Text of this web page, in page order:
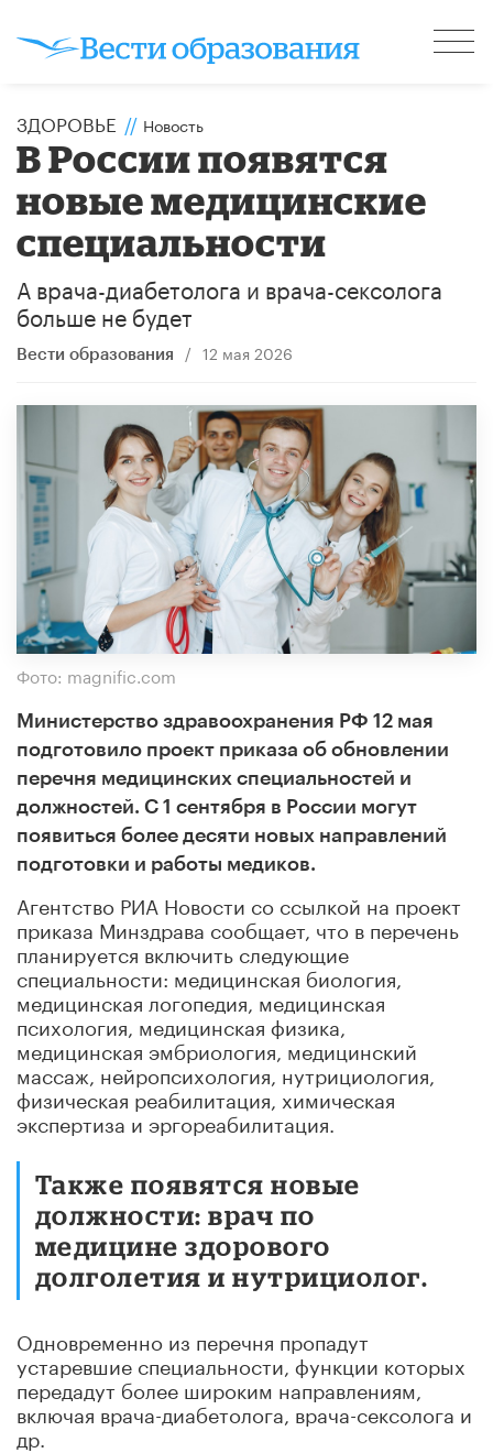
ЗДОРОВЬЕ // Новость
В России появятся
новые медицинские
специальности
А врача-диабетолога и врача-сексолога
больше не будет
Вести образования / 12 мая 2026
Фото: magnific.com
Министерство здравоохранения РФ 12 мая
подготовило проект приказа об обновлении
перечня медицинских специальностей и
должностей. С 1 сентября в России могут
появиться более десяти новых направлений
подготовки и работы медиков.
Агентство РИА Новости со ссылкой на проект
приказа Минздрава сообщает, что в перечень
планируется включить следующие
специальности: медицинская биология,
медицинская логопедия, медицинская
психология, медицинская физика,
медицинская эмбриология, медицинский
массаж, нейропсихология, нутрициология,
физическая реабилитация, химическая
экспертиза и эргореабилитация.
Также появятся новые
должности: врач по
медицине здорового
долголетия и нутрициолог.
Одновременно из перечня пропадут
устаревшие специальности, функции которых
передадут более широким направлениям,
включая врача-диабетолога, врача-сексолога и
др.